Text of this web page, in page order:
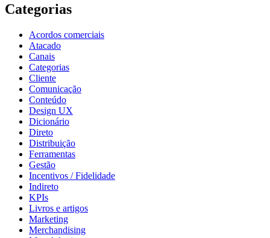
Categorias
Acordos comerciais
Atacado
Canais
Categorias
Cliente
Comunicação
Conteúdo
Design UX
Dicionário
Direto
Distribuição
Ferramentas
Gestão
Incentivos / Fidelidade
Indireto
KPIs
Livros e artigos
Marketing
Merchandising